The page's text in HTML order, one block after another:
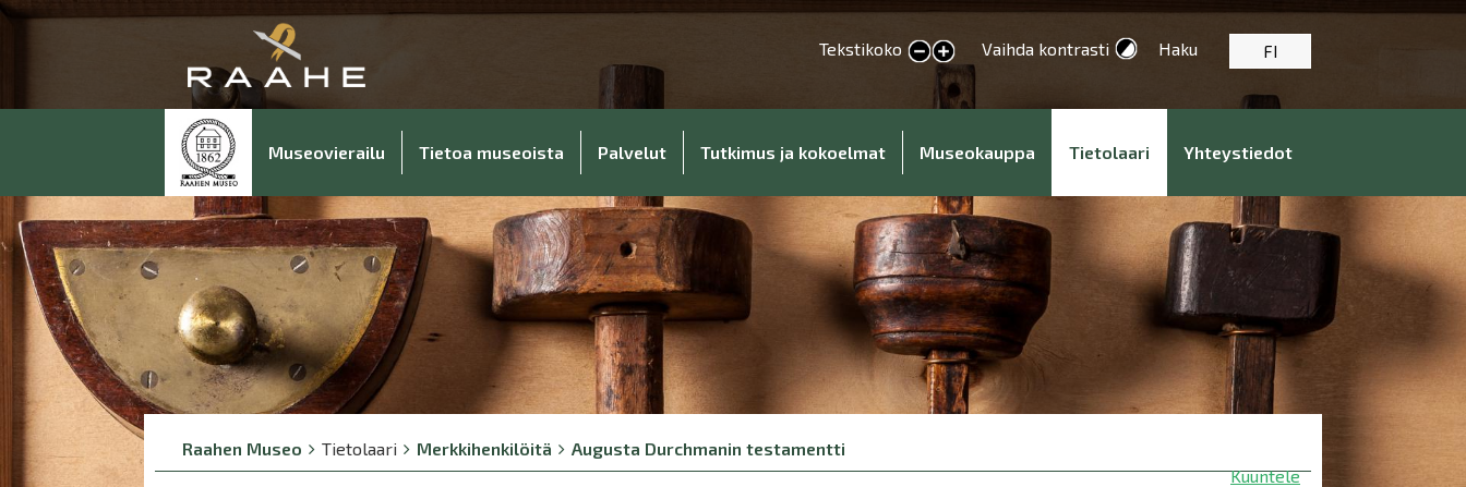
Tekstikoko
Pienennä tekstikokoa
Suurenna tekstikokoa Vaihda kontrasti Haku FI
Museovierailu Tietoa museoista Palvelut Tutkimus ja kokoelmat Museokauppa Tietolaari Yhteystiedot
Breadcrumbs
You
are
Raahen Museo Tietolaari Merkkihenkilöitä
Augusta Durchmanin testamentti
Kuuntele